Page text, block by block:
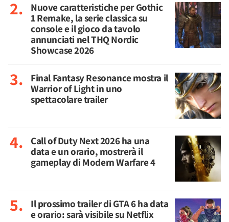
Nuove caratteristiche per Gothic
1 Remake, la serie classica su
console e il gioco da tavolo
annunciati nel THQ Nordic
Showcase 2026
Final Fantasy Resonance mostra il
Warrior of Light in uno
spettacolare trailer
Call of Duty Next 2026 ha una
data e un orario, mostrerà il
gameplay di Modern Warfare 4
Il prossimo trailer di GTA 6 ha data
e orario: sarà visibile su Netflix